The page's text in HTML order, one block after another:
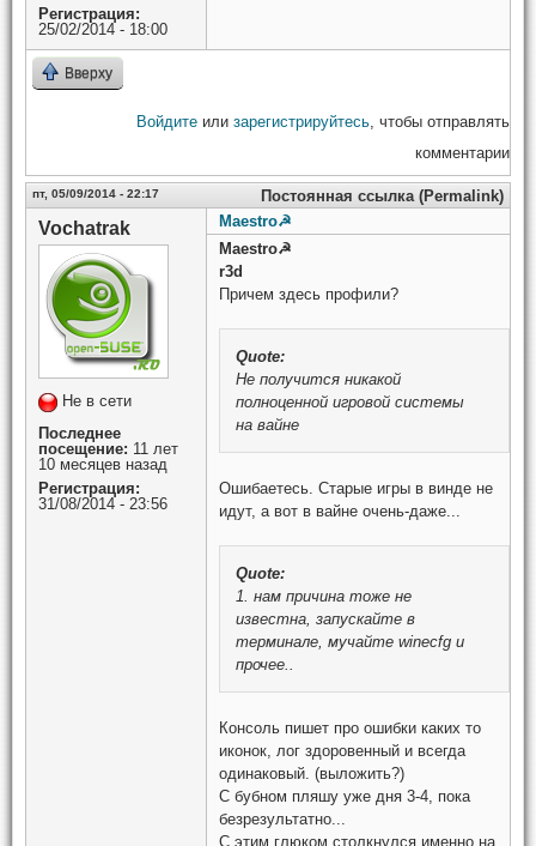
Регистрация:
25/02/2014 - 18:00
Вверху
Войдите или зарегистрируйтесь , чтобы отправлять
комментарии
пт, 05/09/2014 - 22:17 Постоянная ссылка (Permalink)
Vochatrak
Не в сети
Последнее
посещение: 11 лет
10 месяцев назад
Регистрация:
31/08/2014 - 23:56
Maestro☭
Maestro☭
r3d
Причем здесь профили?
Quote:
Не получится никакой
полноценной игровой системы
на вайне
Ошибаетесь. Старые игры в винде не
идут, а вот в вайне очень-даже...
Quote:
1. нам причина тоже не
известна, запускайте в
терминале, мучайте winecfg и
прочее..
Консоль пишет про ошибки каких то
иконок, лог здоровенный и всегда
одинаковый. (выложить?)
С бубном пляшу уже дня 3-4, пока
безрезультатно...
С этим глюком столкнулся именно на